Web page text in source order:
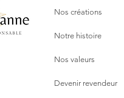
Nos créations
Notre histoire
Nos valeurs
Devenir revendeur